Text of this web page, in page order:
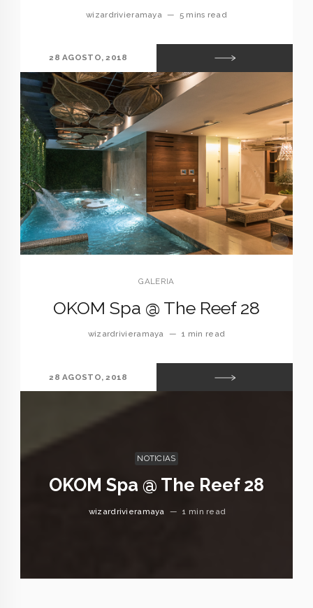
wizardrivieramaya — 5 mins read
28 AGOSTO, 2018
GALERIA
OKOM Spa @ The Reef 28
wizardrivieramaya — 1 min read
28 AGOSTO, 2018
NOTICIAS
OKOM Spa @ The Reef 28
wizardrivieramaya — 1 min read